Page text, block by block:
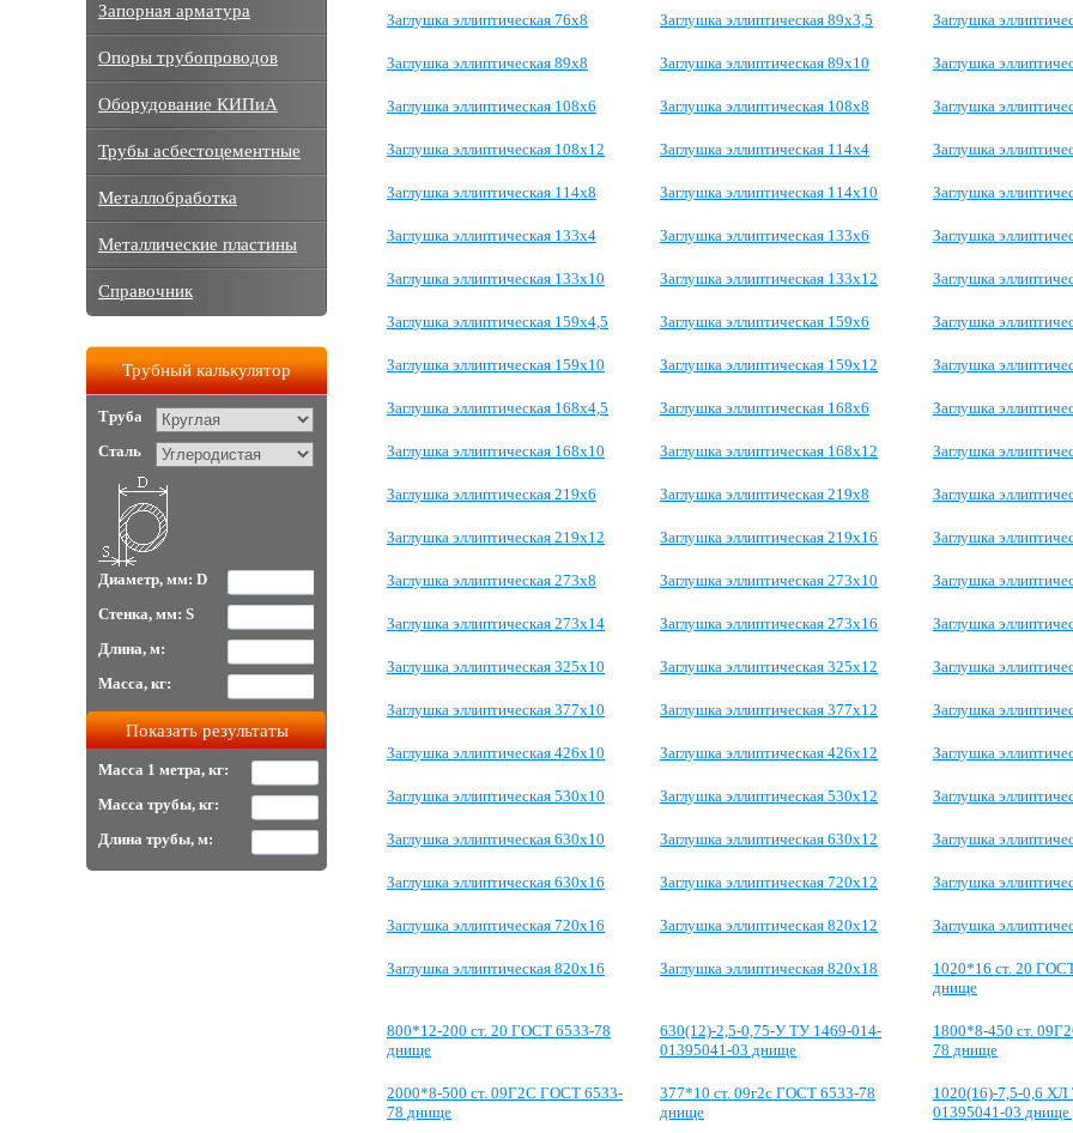
Заглушка эллиптическая 76х8 Заглушка эллиптическая 89х3,5 Заглушка
Заглушка эллиптическая 89х8 Заглушка эллиптическая 89х10 Заглушка
Заглушка эллиптическая 108х6 Заглушка эллиптическая 108х8 Заглушка
Заглушка эллиптическая 108х12 Заглушка эллиптическая 114х4 Заглушка
Заглушка эллиптическая 114х8 Заглушка эллиптическая 114х10 Заглушка
Заглушка эллиптическая 133х4 Заглушка эллиптическая 133х6 Заглушка
Заглушка эллиптическая 133х10 Заглушка эллиптическая 133х12 Заглушка
Заглушка эллиптическая 159х4,5 Заглушка эллиптическая 159х6 Заглушка
Заглушка эллиптическая 159х10 Заглушка эллиптическая 159х12 Заглушка
Заглушка эллиптическая 168х4,5 Заглушка эллиптическая 168х6 Заглушка
Заглушка эллиптическая 168х10 Заглушка эллиптическая 168х12 Заглушка
Заглушка эллиптическая 219х6 Заглушка эллиптическая 219х8 Заглушка
Заглушка эллиптическая 219х12 Заглушка эллиптическая 219х16 Заглушка
Заглушка эллиптическая 273х8 Заглушка эллиптическая 273х10 Заглушка
Заглушка эллиптическая 273х14 Заглушка эллиптическая 273х16 Заглушка
Заглушка эллиптическая 325х10 Заглушка эллиптическая 325х12 Заглушка
Заглушка эллиптическая 377х10 Заглушка эллиптическая 377х12 Заглушка
Заглушка эллиптическая 426х10 Заглушка эллиптическая 426х12 Заглушка
Заглушка эллиптическая 530х10 Заглушка эллиптическая 530х12 Заглушка
Заглушка эллиптическая 630х10 Заглушка эллиптическая 630х12 Заглушка
Заглушка эллиптическая 630х16 Заглушка эллиптическая 720х12 Заглушка
Заглушка эллиптическая 720х16 Заглушка эллиптическая 820х12 Заглушка
Заглушка эллиптическая 820х16 Заглушка эллиптическая 820х18
1020*16 ст. 20
днище
800*12-200 ст. 20 ГОСТ 6533-78
днище
630(12)-2,5-0,75-У ТУ 1469-014-
01395041-03 днище
1800*8-450 ст.
78 днище
2000*8-500 ст. 09Г2С ГОСТ 6533-
78 днище
377*10 ст. 09г2с ГОСТ 6533-78
днище
1020(16)-7,5-0,6
01395041-03
Запорная арматура
Опоры трубопроводов
Оборудование КИПиА
Трубы асбестоцементные
Металлобработка
Металлические пластины
Справочник
Трубный калькулятор
Труба
Сталь
Диаметр, мм: D
Стенка, мм: S
Длина, м:
Масса, кг:
Масса 1 метра, кг:
Масса трубы, кг:
Длина трубы, м: